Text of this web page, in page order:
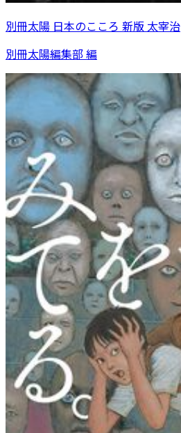
別冊太陽 日本のこころ 新版 太宰治
別冊太陽編集部 編